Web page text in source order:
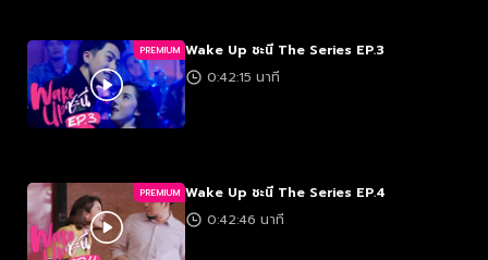
PREMIUM Wake Up ชะนี The Series EP.3
0:42:15 นาที
PREMIUM Wake Up ชะนี The Series EP.4
0:42:46 นาที